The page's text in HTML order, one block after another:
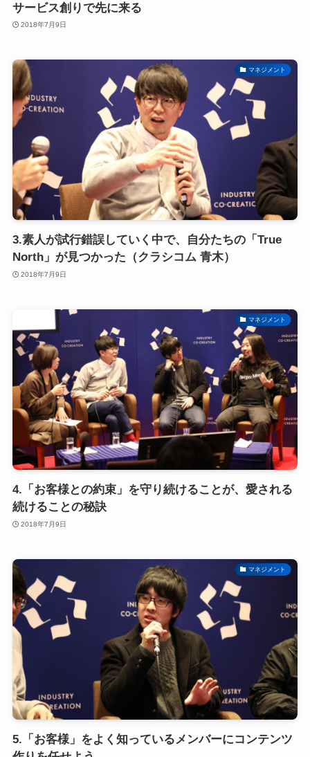
サービス創りで先に来る
2018年7月9日
マネジメント
3.素人が試行錯誤していく中で、自分たちの「True
North」が見つかった（クラシコム 青木）
2018年7月9日
マネジメント
4.「お客様との約束」を守り続けることが、愛される
続けることの秘訣
2018年7月9日
マネジメント
5.「お客様」をよく知っているメンバーにコンテンツ